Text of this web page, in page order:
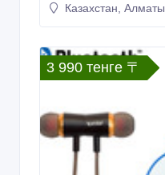
Казахстан, Алматы
3 990 тенге 〒